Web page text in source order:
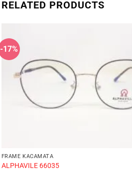
RELATED PRODUCTS
-17%
FRAME KACAMATA
ALPHAVILE 66035